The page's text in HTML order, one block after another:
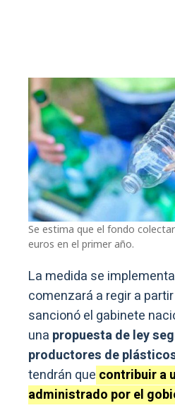
Se estima que el fondo
euros en el primer año.
La medida se
comenzará a regir a
sancionó el gabinete
una propuesta de ley
productores de
tendrán que contribuir a
administrado por el